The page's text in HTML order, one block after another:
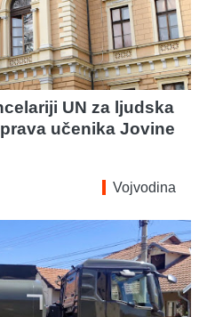
UN za ljudska
učenika Jovine
Vojvodina